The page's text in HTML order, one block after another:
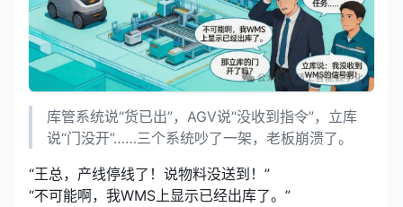
库管系统说“货已出”，AGV说“没收到指令”，立库
说“门没开”……三个系统吵了一架，老板崩溃了。
“王总，产线停线了！说物料没送到！”
“不可能啊，我WMS上显示已经出库了。”